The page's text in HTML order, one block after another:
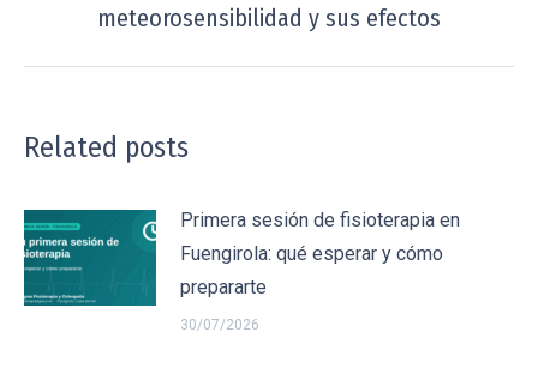
siguiente:
meteorosensibilidad y sus efectos
Related posts
Primera sesión de fisioterapia en
Fuengirola: qué esperar y cómo
prepararte
30/07/2026